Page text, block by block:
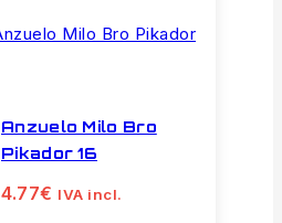
Anzuelo Milo Bro
Pikador 16
4.77€ IVA incl.